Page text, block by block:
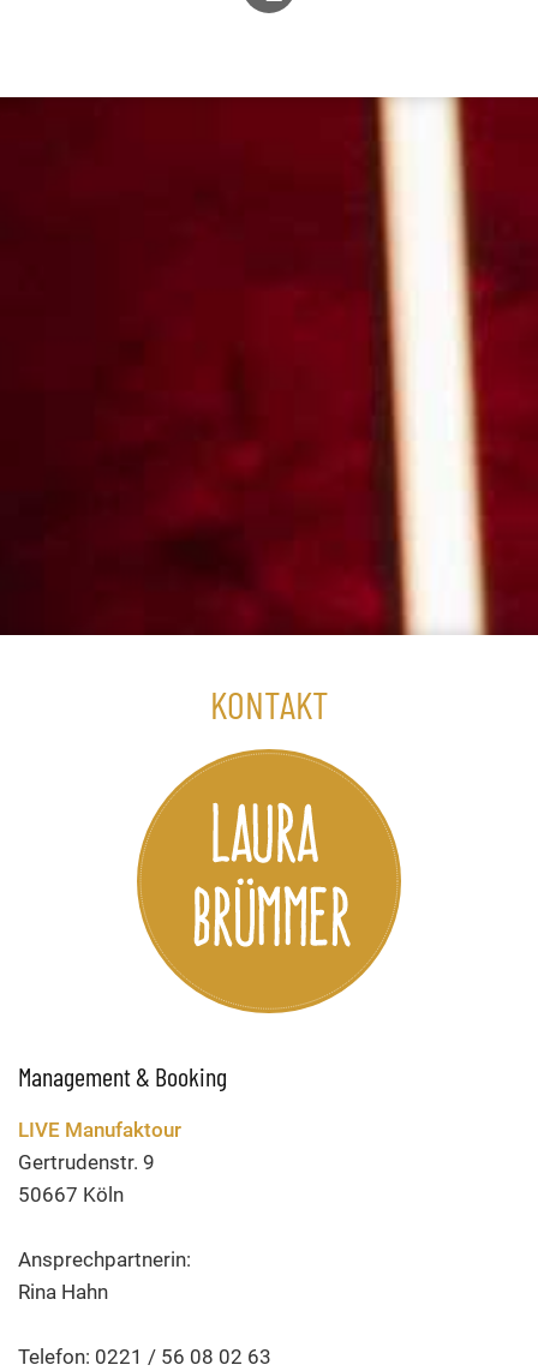
KONTAKT
Management & Booking
LIVE Manufaktour
Gertrudenstr. 9
50667 Köln
Ansprechpartnerin:
Rina Hahn
Telefon: 0221 / 56 08 02 63